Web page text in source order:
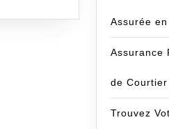
Assurée
Assurance
de
Trouvez